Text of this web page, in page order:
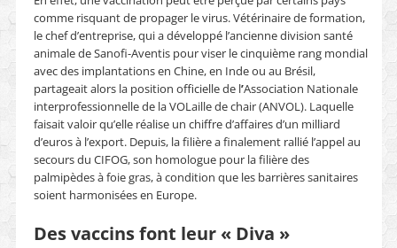
comme risquant de propager le virus. Vétérinaire de formation,
le chef d’entreprise, qui a développé l’ancienne division santé
animale de Sanofi-Aventis pour viser le cinquième rang mondial
avec des implantations en Chine, en Inde ou au Brésil,
partageait alors la position officielle de l’Association Nationale
interprofessionnelle de la VOLaille de chair (ANVOL). Laquelle
faisait valoir qu’elle réalise un chiffre d’affaires d’un milliard
d’euros à l’export. Depuis, la filière a finalement rallié l’appel au
secours du CIFOG, son homologue pour la filière des
palmipèdes à foie gras, à condition que les barrières sanitaires
soient harmonisées en Europe.
Des vaccins font leur « Diva »